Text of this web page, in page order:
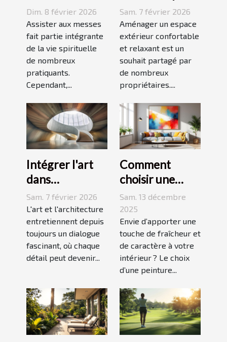
messes
facilitent la vie
des pratiquants
?
Dim. 8 février 2026
Assister aux messes
fait partie intégrante
de la vie spirituelle
de nombreux
pratiquants.
Cependant,...
idéal pour
votre espace
extérieur ?
Sam. 7 février 2026
Aménager un espace
extérieur confortable
et relaxant est un
souhait partagé par
de nombreux
propriétaires....
Intégrer l'art
dans
l'architecture :
escaliers
comme moyen
d'expression
Sam. 7 février 2026
L'art et l'architecture
entretiennent depuis
toujours un dialogue
fascinant, où chaque
détail peut devenir...
Comment
choisir une
peinture
moderne pour
dynamiser
votre espace ?
Sam. 13 décembre
2025
Envie d’apporter une
touche de fraîcheur et
de caractère à votre
intérieur ? Le choix
d’une peinture...